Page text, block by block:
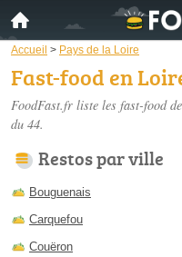
Accueil > Pays de la Loire
Fast-food en
FoodFast.fr liste les fast-food
du 44.
Restos par ville
Bouguenais
Carquefou
Couëron